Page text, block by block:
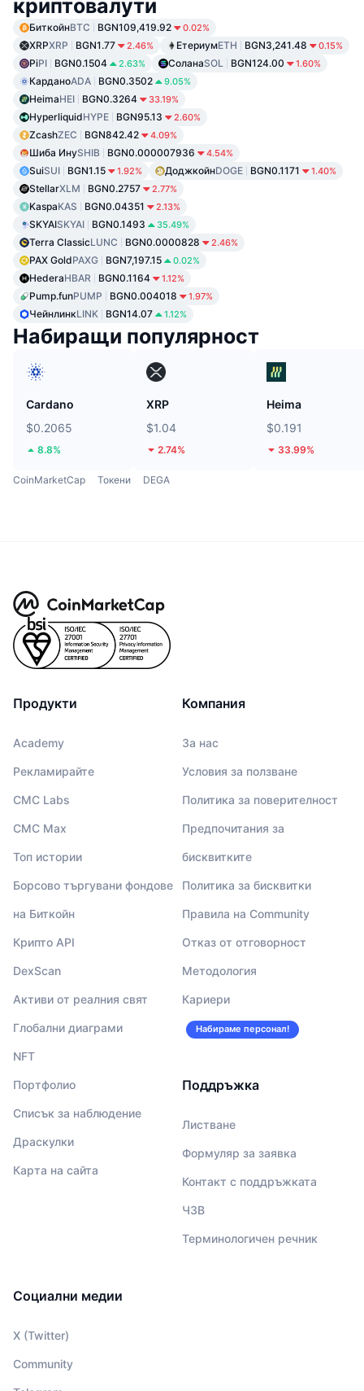
криптовалути
БиткойнBTC BGN109,419.92 0.02%
XRPXRP BGN1.77 2.46% ЕтериумETH BGN3,241.48 0.15%
PiPI BGN0.1504 2.63% СоланаSOL BGN124.00 1.60%
КарданоADA BGN0.3502 9.05%
HeimaHEI BGN0.3264 33.19%
HyperliquidHYPE BGN95.13 2.60%
ZcashZEC BGN842.42 4.09%
Шиба ИнуSHIB BGN0.000007936 4.54%
SuiSUI BGN1.15 1.92% ДоджкойнDOGE BGN0.1171 1.40%
StellarXLM BGN0.2757 2.77%
KaspaKAS BGN0.04351 2.13%
SKYAISKYAI BGN0.1493 35.49%
Terra ClassicLUNC BGN0.0000828 2.46%
PAX GoldPAXG BGN7,197.15 0.02%
HederaHBAR BGN0.1164 1.12%
Pump.funPUMP BGN0.004018 1.97%
ЧейнлинкLINK BGN14.07 1.12%
Набиращи популярност
Cardano
$0.2065
8.8%
XRP
$1.04
2.74%
Heima
$0.191
33.99%
CoinMarketCap Токени DEGA
Продукти
Academy
Рекламирайте
CMC Labs
CMC Max
Топ истории
Борсово търгувани фондове
на Биткойн
Крипто API
DexScan
Активи от реалния свят
Глобални диаграми
NFT
Портфолио
Списък за наблюдение
Драскулки
Карта на сайта
Компания
За нас
Условия за ползване
Политика за поверителност
Предпочитания за
бисквитките
Политика за бисквитки
Правила на Community
Отказ от отговорност
Методология
Кариери
Набираме персонал!
Поддръжка
Листване
Формуляр за заявка
Контакт с поддръжката
ЧЗВ
Терминологичен речник
Социални медии
X (Twitter)
Community